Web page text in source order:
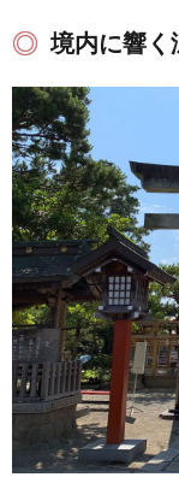
境内に響く